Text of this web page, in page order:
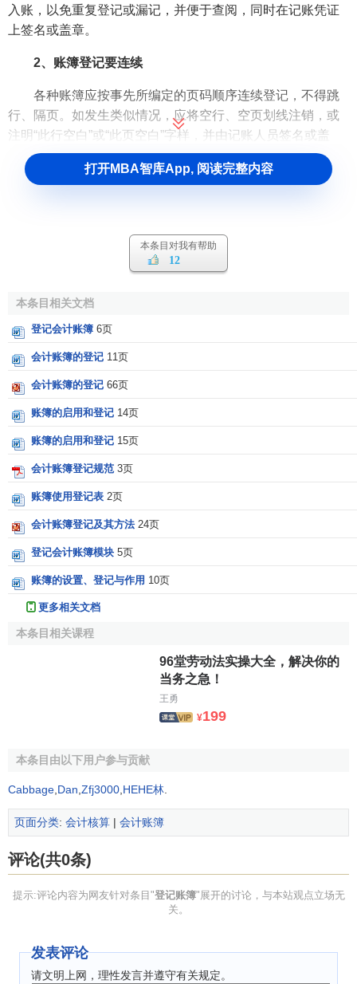
入账，以免重复登记或漏记，并便于查阅，同时在记账凭证
上签名或盖章。
2、账簿登记要连续
各种账簿应按事先所编定的页码顺序连续登记，不得跳
行、隔页。如发生类似情况，应将空行、空页划线注销，或
注明“此行空白”或“此页空白”字样，并由记账人员签名或盖
章。不得任意撕毁订本式账簿的账页，也不得任意抽换活页
或 卡片式账簿的账页，以防舞弊。
（1）账簿登记时，必须用蓝黑墨水或碳素墨水钢笔书
写，不得用铅笔或圆珠笔记账（
①期末结账
凭证，登记冲销账簿记录；
③在账簿登记发生跳行、隔页时，用红色墨水划对角线
注销空行或空页，并由记账人员签章；
④在借方多栏式或贷方多栏式明细账账页中，用红字登
记减少数；
⑤三栏式科目的余额栏前，如未注明余额方向，在余额
栏内用红字登记负数余额。
（2）“摘要”栏的填写应在如实反映经济业务客观情况的
基础上，力求简明扼要，保证账簿记录既便于以后的查阅，
（3）“金额”栏的数字应当用阿拉伯数字书写，并与账页
额中加上“分节号”，即自“元”位起自右向左，每三位为一分节
加一逗号，“元”位和“角”位之间加一小数点，如1，230，
000，00。书写的数字和文字的大小一般占格距的二分之
（4）每一账页登记完毕结转下页时，应当结出本页合计
“过次页”字样。在下页第一行有关栏内应抄列上页的合计数及
余额，并在摘要栏内注明“承前页”字样；也可以将本页合计数
及金额只写在下页第一行有关栏内，并在摘要栏内注明“承前
（5）记账中如发现账簿记录的错误，应根据不同的错误
改、挖补或用褪色药水消除字迹，以防篡改和舞弊。
打开MBA智库App, 阅读完整内容
本条目对我有帮助
12
本条目相关文档
登记会计账簿 6页
会计账簿的登记 11页
会计账簿的登记 66页
账簿的启用和登记 14页
账簿的启用和登记 15页
会计账簿登记规范 3页
账簿使用登记表 2页
会计账簿登记及其方法 24页
登记会计账簿模块 5页
账簿的设置、登记与作用 10页
更多相关文档
本条目相关课程
96堂劳动法实操大全，解决你的
当务之急！
王勇
¥199
本条目由以下用户参与贡献
Cabbage Dan Zfj3000 HEHE林
页面分类: 会计核算 | 会计账簿
评论(共0条)
提示:评论内容为网友针对条目"登记账簿"展开的讨论，与本站观点立场无
关。
发表评论
请文明上网，理性发言并遵守有关规定。